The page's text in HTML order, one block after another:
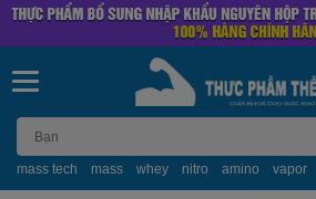
mass tech mass whey nitro amino vapor